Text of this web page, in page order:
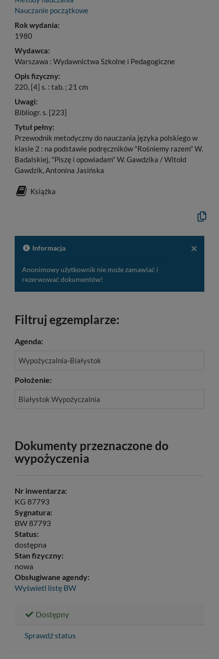
Nauczanie początkowe
Rok wydania:
1980
Wydawca:
Warszawa : Wydawnictwa Szkolne i Pedagogiczne
Opis fizyczny:
220, [4] s. : tab. ; 21 cm
Uwagi:
Bibliogr. s. [223]
Tytuł pełny:
Przewodnik metodyczny do nauczania języka polskiego w
klasie 2 : na podstawie podręczników "Rośniemy razem" W.
Badalskiej, "Piszę i opowiadam" W. Gawdzika / Witold
Gawdzik, Antonina Jasińska
Książka
Kopiuj
do
×
Informacja
Anonimowy użytkownik nie może zamawiać i
rezerwować dokumentów!
Filtruj egzemplarze:
Agenda:
Wypożyczalnia-Białystok
Położenie:
Białystok Wypożyczalnia
Dokumenty przeznaczone do
wypożyczenia
Nr inwentarza:
KG 87793
Sygnatura:
BW 87793
Status:
dostępna
Stan fizyczny:
nowa
Obsługiwane agendy:
Wyświetl listę BW
Dostępny
Sprawdź status